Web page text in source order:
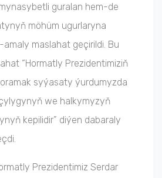
guralan hem-de
möhüm ugurlaryna
maslahat geçirildi. Bu
“Hormatly Prezidentimiziň
syýasaty ýurdumyzda
we halkymyzyň
kepilidir” diýen dabaraly
Prezidentimiz Serdar